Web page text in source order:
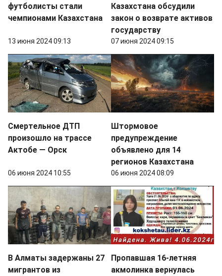
футболисты стали
чемпионами Казахстана
13 июня 2024 09:13
Казахстана обсудили
закон о возврате активов
государству
07 июня 2024 09:15
Смертельное ДТП
произошло на трассе
Актобе — Орск
06 июня 2024 10:55
Штормовое
предупреждение
объявлено для 14
регионов Казахстана
06 июня 2024 08:09
В Алматы задержаны 27
мигрантов из
Пропавшая 16-летняя
акмолинка вернулась